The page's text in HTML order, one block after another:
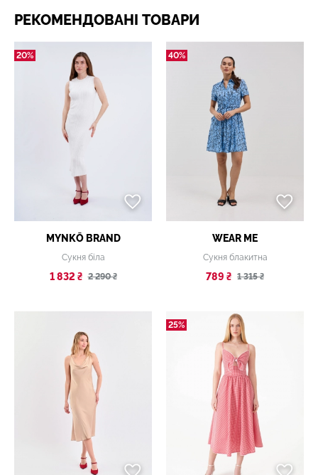
РЕКОМЕНДОВАНІ ТОВАРИ
20%
MYNKŌ BRAND
Сукня біла
1 832 ₴ 2 290 ₴
40%
WEAR ME
Сукня блакитна
789 ₴ 1 315 ₴
25%